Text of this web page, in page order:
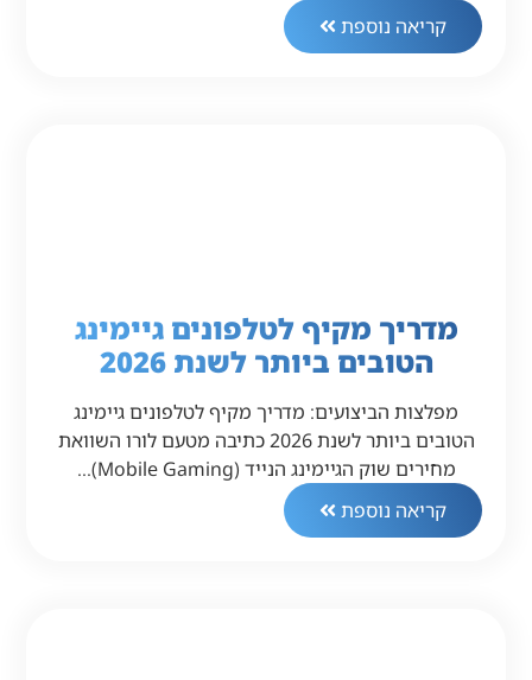
קריאה נוספת
מדריך מקיף לטלפונים גיימינג
הטובים ביותר לשנת 2026
מפלצות הביצועים: מדריך מקיף לטלפונים גיימינג
הטובים ביותר לשנת 2026 כתיבה מטעם לורו השוואת
מחירים שוק הגיימינג הנייד (Mobile Gaming)…
קריאה נוספת